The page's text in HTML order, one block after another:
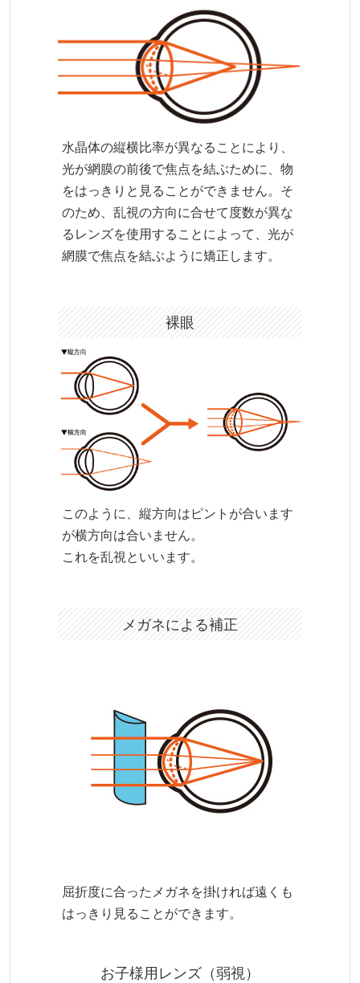
水晶体の縦横比率が異なることにより、
光が網膜の前後で焦点を結ぶために、物
をはっきりと見ることができません。そ
のため、乱視の方向に合せて度数が異な
るレンズを使用することによって、光が
網膜で焦点を結ぶように矯正します。
裸眼
このように、縦方向はピントが合います
が横方向は合いません。
これを乱視といいます。
メガネによる補正
屈折度に合ったメガネを掛ければ遠くも
はっきり見ることができます。
お子様用レンズ（弱視）